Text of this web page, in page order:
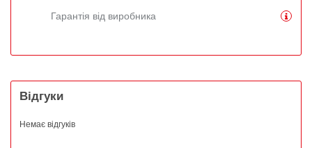
Гарантія від виробника
Відгуки
Немає відгуків